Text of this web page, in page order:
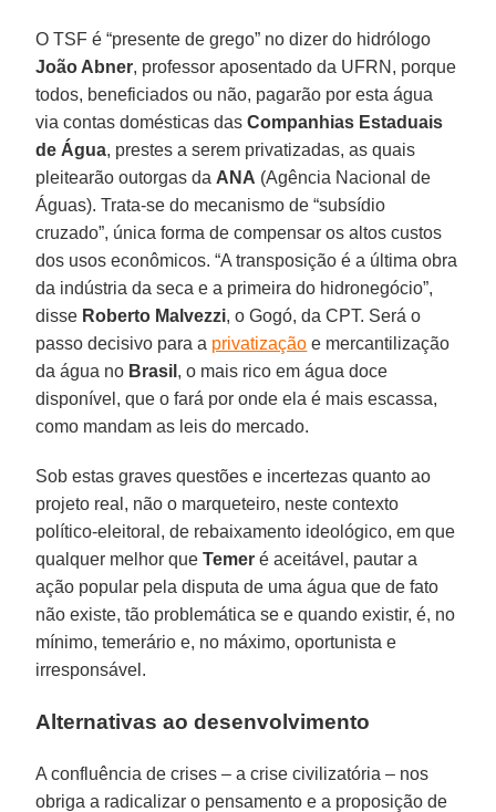
O TSF é “presente de grego” no dizer do hidrólogo
João Abner, professor aposentado da UFRN, porque
todos, beneficiados ou não, pagarão por esta água
via contas domésticas dasCompanhias Estaduais
de Água, prestes a serem privatizadas, as quais
pleitearão outorgas da ANA (Agência Nacional de
Águas). Trata-se do mecanismo de “subsídio
cruzado”, única forma de compensar os altos custos
dos usos econômicos. “A transposição é a última obra
da indústria da seca e a primeira do hidronegócio”,
disse Roberto Malvezzi, o Gogó, da CPT. Será o
passo decisivo para a privatização e mercantilização
da água no Brasil , o mais rico em água doce
disponível, que o fará por onde ela é mais escassa,
como mandam as leis do mercado.
Sob estas graves questões e incertezas quanto ao
projeto real, não o marqueteiro, neste contexto
político-eleitoral, de rebaixamento ideológico, em que
qualquer melhor queTemer é aceitável, pautar a
ação popular pela disputa de uma água que de fato
não existe, tão problemática se e quando existir, é, no
mínimo, temerário e, no máximo, oportunista e
irresponsável.
Alternativas ao desenvolvimento
A confluência de crises – a crise civilizatória – nos
obriga a radicalizar o pensamento e a proposição de